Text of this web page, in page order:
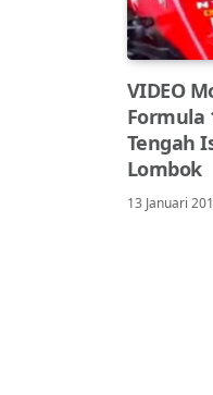
VIDEO
Formula
Tengah
Lombok
13 Januari